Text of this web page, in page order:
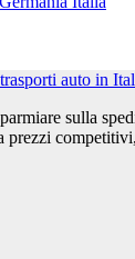
sulla
prezzi